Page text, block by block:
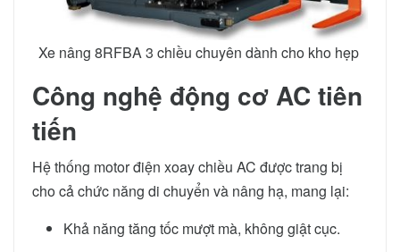
Xe nâng 8RFBA 3 chiều chuyên dành cho kho hẹp
Công nghệ động cơ AC tiên
tiến
Hệ thống motor điện xoay chiều AC được trang bị
cho cả chức năng di chuyển và nâng hạ, mang lại:
Khả năng tăng tốc mượt mà, không giật cục.